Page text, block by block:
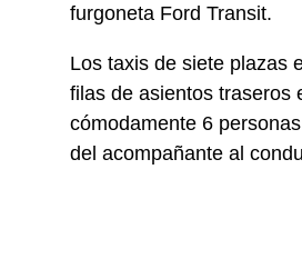
furgoneta Ford Transit.
Los taxis de siete plazas
filas de asientos traseros
cómodamente 6
del acompañante al